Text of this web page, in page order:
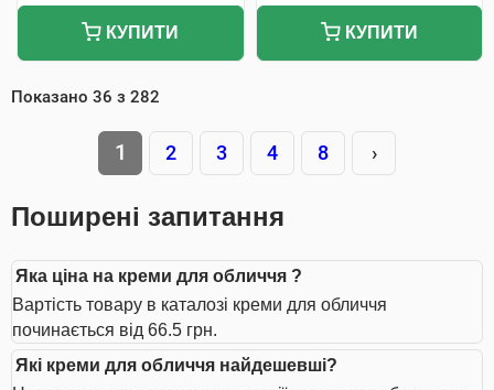
КУПИТИ КУПИТИ
Показано 36 з 282
1 2 3 4 8 ›
Поширені запитання
Яка ціна на креми для обличчя ?
Вартість товару в каталозі креми для обличчя
починається від 66.5 грн.
Які креми для обличчя найдешевші?